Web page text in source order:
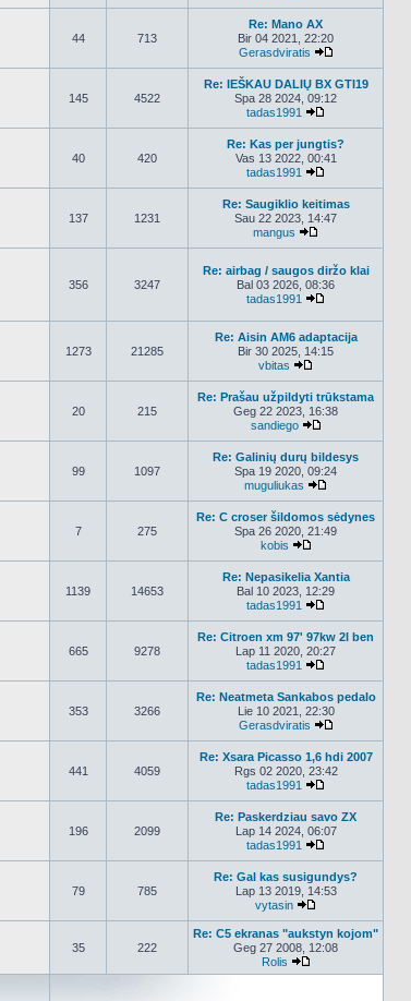
44 713
Re: Mano AX
Bir 04 2021, 22:20
Gerasdviratis
145 4522
Re: IEŠKAU DALIŲ BX GTI19
Spa 28 2024, 09:12
tadas1991
40 420
Re: Kas per jungtis?
Vas 13 2022, 00:41
tadas1991
137 1231
Re: Saugiklio keitimas
Sau 22 2023, 14:47
mangus
356 3247
Re: airbag / saugos diržo klai
Bal 03 2026, 08:36
tadas1991
1273 21285
Re: Aisin AM6 adaptacija
Bir 30 2025, 14:15
vbitas
20 215
Re: Prašau užpildyti trūkstama
Geg 22 2023, 16:38
sandiego
99 1097
Re: Galinių durų bildesys
Spa 19 2020, 09:24
muguliukas
7 275
Re: C croser šildomos sėdynes
Spa 26 2020, 21:49
kobis
1139 14653
Re: Nepasikelia Xantia
Bal 10 2023, 12:29
tadas1991
665 9278
Re: Citroen xm 97' 97kw 2l ben
Lap 11 2020, 20:27
tadas1991
353 3266
Re: Neatmeta Sankabos pedalo
Lie 10 2021, 22:30
Gerasdviratis
441 4059
Re: Xsara Picasso 1,6 hdi 2007
Rgs 02 2020, 23:42
tadas1991
196 2099
Re: Paskerdziau savo ZX
Lap 14 2024, 06:07
tadas1991
79 785
Re: Gal kas susigundys?
Lap 13 2019, 14:53
vytasin
35 222
Re: C5 ekranas "aukstyn kojom"
Geg 27 2008, 12:08
Rolis
Peržiūrėti